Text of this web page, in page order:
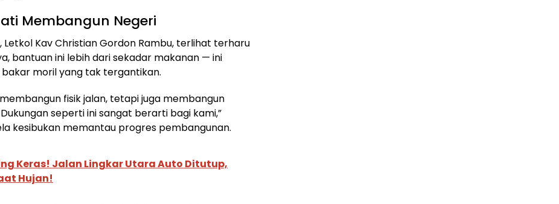
Membangun Negeri
Letkol Kav Christian Gordon Rambu, terlihat terharu
bantuan ini lebih dari sekadar makanan — ini
moril yang tak tergantikan.
fisik jalan, tetapi juga membangun
seperti ini sangat berarti bagi kami,”
kesibukan memantau progres pembangunan.
Keras! Jalan Lingkar Utara Auto Ditutup,
Hujan!